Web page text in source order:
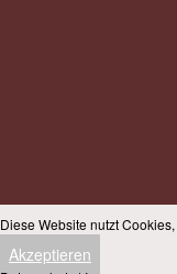
Diese Website nutzt
Akzeptieren